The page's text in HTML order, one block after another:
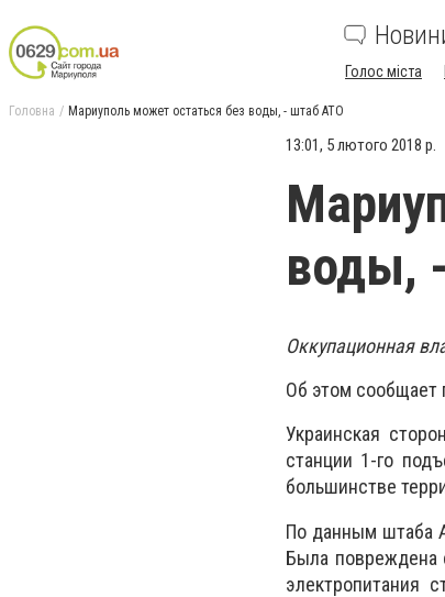
Голос міста
Головна Мариуполь может остаться без воды, - штаб АТО
13:01, 5 лютого 2018 р.
воды,
Оккупационная
Об этом сообщает
Украинская
станции 1-го
большинстве
По данным штаба
Была повреждена
электропитания